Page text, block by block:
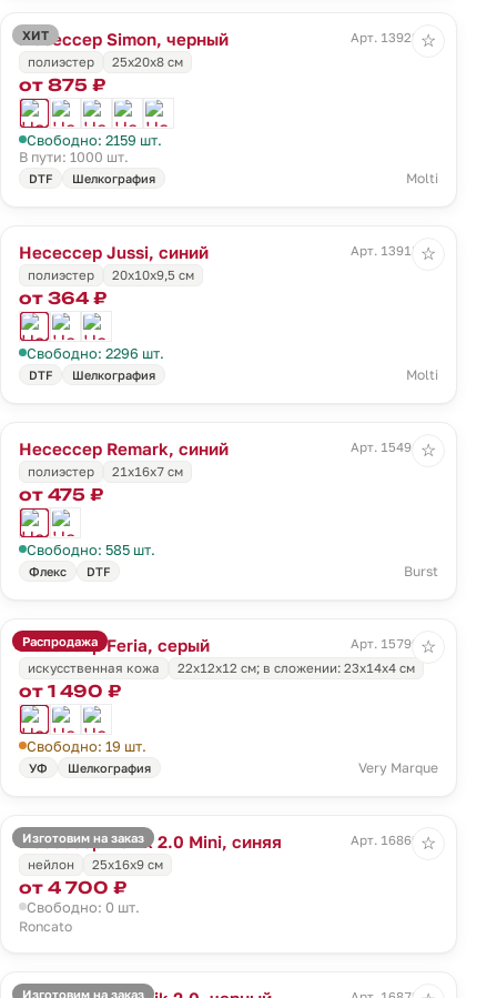
ХИТ
Несессер Simon, черный
Арт. 13922.30
полиэстер
25х20х8 см
от 875 ₽
Свободно: 2159 шт.
В пути: 1000 шт.
DTF Шелкография Molti
☆
Несессер Jussi, синий
Арт. 13918.45
полиэстер
20x10x9,5 см
от 364 ₽
Свободно: 2296 шт.
DTF Шелкография Molti
☆
Несессер Remark, синий
Арт. 15491.40
полиэстер
21х16х7 см
от 475 ₽
Свободно: 585 шт.
Флекс DTF Burst
☆
Распродажа
Несессер Feria, серый
Арт. 15799.10
искусственная кожа
22х12х12 см; в сложении: 23х14х4 см
от 1 490 ₽
Свободно: 19 шт.
УФ Шелкография Very Marque
☆
Изготовим на заказ
Несессер Ironik 2.0 Mini, синяя
Арт. 16869.40
нейлон
25x16x9 см
от 4 700 ₽
Свободно: 0 шт.
Roncato
☆
Изготовим на заказ